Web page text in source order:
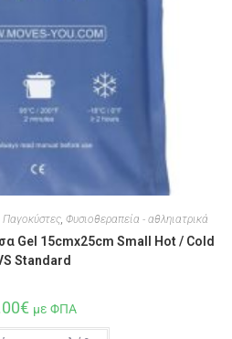
Παγοκύστες Φυσιοθεραπεία - αθληιατρικά
Gel 15cmx25cm Small Hot / Cold
Standard
€ με ΦΠΑ